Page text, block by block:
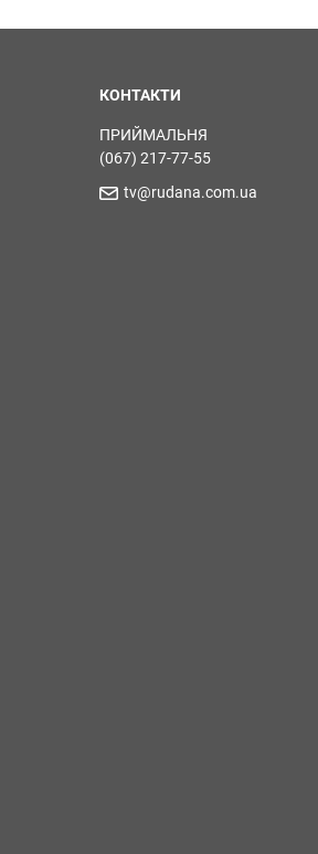
КОНТАКТИ
ПРИЙМАЛЬНЯ
(067) 217-77-55
tv@rudana.com.ua